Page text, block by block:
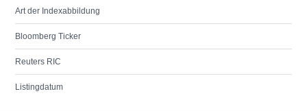
Art der Indexabbildung
Bloomberg Ticker
Reuters RIC
Listingdatum